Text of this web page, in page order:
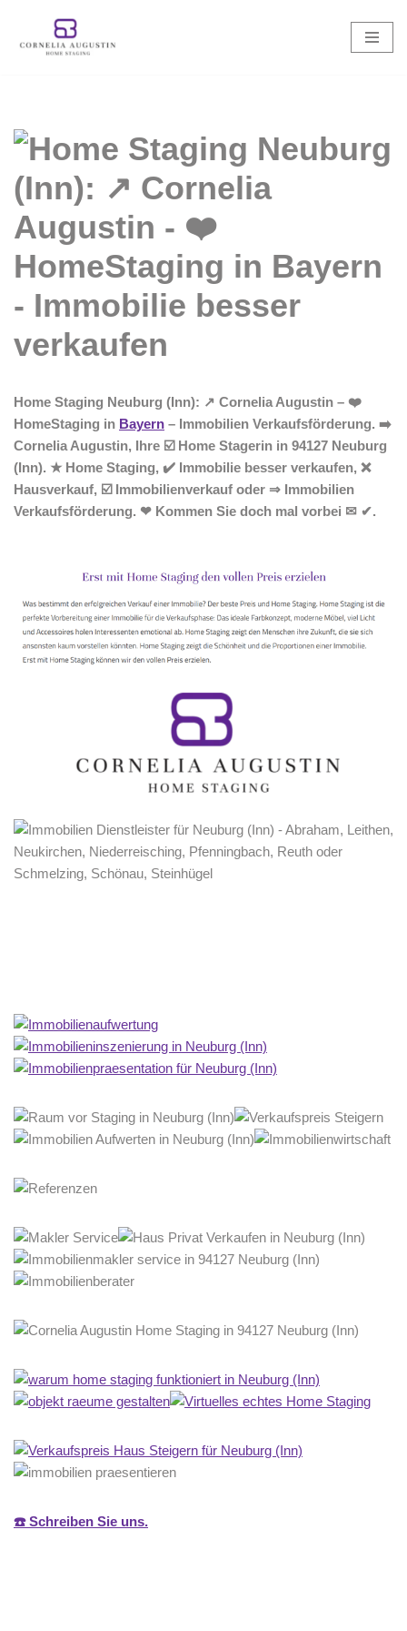
Zum
Home Staging Neuburg (Inn): ↗️ Cornelia Augustin – ❤️
HomeStaging in Bayern – Immobilien Verkaufsförderung. ➡️
Cornelia Augustin, Ihre ☑️ Home Stagerin in 94127 Neuburg
(Inn). ★ Home Staging, ✔️ Immobilie besser verkaufen, ❌
Hausverkauf, ☑️ Immobilienverkauf oder ⇒ Immobilien
Verkaufsförderung. ❤ Kommen Sie doch mal vorbei ✉ ✔.
☎️ Schreiben Sie uns.